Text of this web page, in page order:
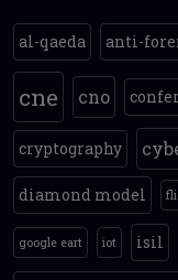
al-qaeda anti-
cne
cno
cryptography
diamond model
google eart iot isil